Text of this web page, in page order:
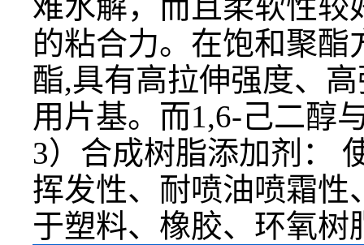
的粘合力。在饱和聚酯
酯,具有高拉伸强度、
用片基。而1,6-己二醇
3）合成树脂添加剂：
挥发性、耐喷油喷霜
于塑料、橡胶、环氧树